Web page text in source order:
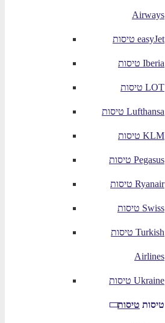
Airways
טיסות easyJet
טיסות Iberia
טיסות LOT
טיסות Lufthansa
טיסות KLM
טיסות Pegasus
טיסות Ryanair
טיסות Swiss
טיסות Turkish
Airlines
טיסות Ukraine
טיסות טיסות